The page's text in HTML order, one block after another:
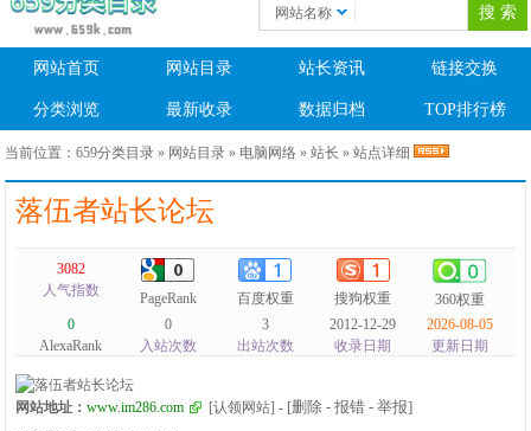
网站名称
网站首页 网站目录 站长资讯 链接交换
分类浏览 最新收录 数据归档 TOP排行榜
当前位置：659分类目录 » 网站目录 » 电脑网络 »站长 » 站点详细
落伍者站长论坛
3082
人气指数
PageRank 百度权重 搜狗权重
360权重
0
AlexaRank
0
入站次数
3
出站次数
2012-12-29
收录日期
2026-08-05
更新日期
网站地址：www.im286.com [认领网站] - [删除 - 报错 - 举报]